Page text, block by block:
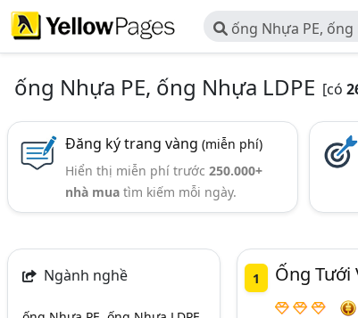
ống Nhựa PE, ống
ống Nhựa PE, ống Nhựa LDPE [có
Đăng ký trang vàng(miễn phí)
Hiển thị miễn phí trước250.000+
nhà mua tìm kiếm mỗi ngày.
Ngành nghề 1 Ống Tưới